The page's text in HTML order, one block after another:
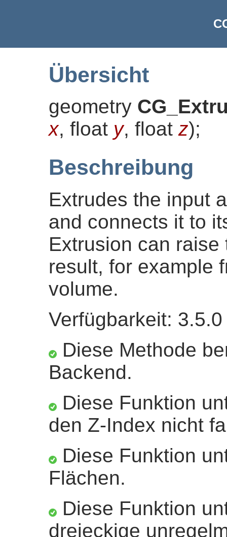
Übersicht
geometry
x, float y, float z);
Beschreibung
Extrudes the input
and connects it to
Extrusion can
result, for example
volume.
Verfügbarkeit: 3.5.0
Diese Methode
Backend.
Diese Funktion
den Z-Index nicht
Diese Funktion
Flächen.
Diese Funktion
dreieckige